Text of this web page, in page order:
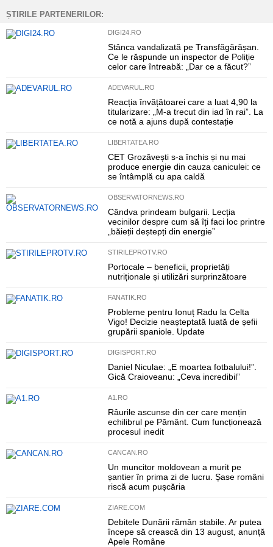
ȘTIRILE PARTENERILOR:
DIGI24.RO
Stânca vandalizată pe Transfăgărășan.
Ce le răspunde un inspector de Poliție
celor care întreabă: „Dar ce a făcut?”
ADEVARUL.RO
Reacția învățătoarei care a luat 4,90 la
titularizare: „M-a trecut din iad în rai”. La
ce notă a ajuns după contestație
LIBERTATEA.RO
CET Grozăvești s-a închis și nu mai
produce energie din cauza caniculei: ce
se întâmplă cu apa caldă
OBSERVATORNEWS.RO
Cândva prindeam bulgarii. Lecția
vecinilor despre cum să îți faci loc printre
„băieții deștepți din energie”
STIRILEPROTV.RO
Portocale – beneficii, proprietăți
nutriționale și utilizări surprinzătoare
FANATIK.RO
Probleme pentru Ionuț Radu la Celta
Vigo! Decizie neașteptată luată de șefii
grupării spaniole. Update
DIGISPORT.RO
Daniel Niculae: „E moartea fotbalului!”.
Gică Craioveanu: „Ceva incredibil”
A1.RO
Râurile ascunse din cer care mențin
echilibrul pe Pământ. Cum funcționează
procesul inedit
CANCAN.RO
Un muncitor moldovean a murit pe
șantier în prima zi de lucru. Șase români
riscă acum pușcăria
ZIARE.COM
Debitele Dunării rămân stabile. Ar putea
începe să crească din 13 august, anunță
Apele Române